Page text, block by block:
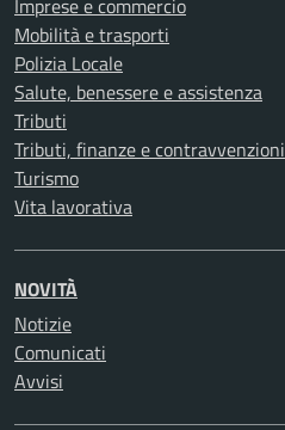
Imprese e commercio
Mobilità e trasporti
Polizia Locale
Salute, benessere e assistenza
Tributi
Tributi, finanze e contravvenzioni
Turismo
Vita lavorativa
NOVITÀ
Notizie
Comunicati
Avvisi